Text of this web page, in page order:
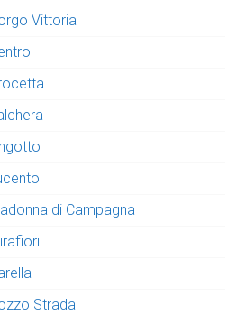
Vittoria
di Campagna
Strada